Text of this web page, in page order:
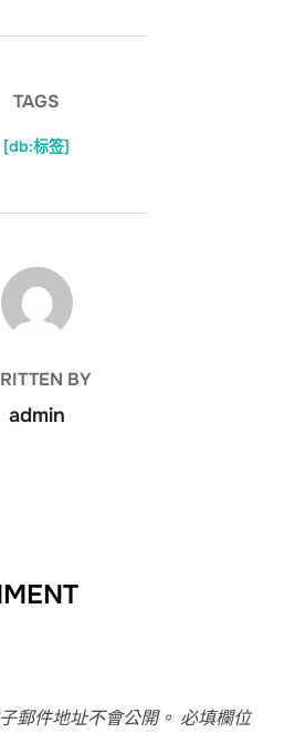
TAGS
[db:标签]
AUTHOR
BY
admin
郵件地址不會公開。 必填欄位